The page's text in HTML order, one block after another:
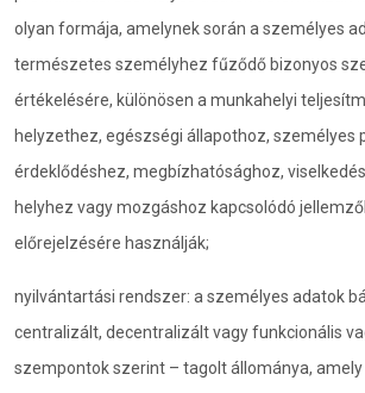
olyan formája, amelynek során a személyes
természetes személyhez fűződő bizonyos
értékelésére, különösen a munkahelyi
helyzethez, egészségi állapothoz, személyes
érdeklődéshez, megbízhatósághoz,
helyhez vagy mozgáshoz kapcsolódó
előrejelzésére használják;
nyilvántartási rendszer: a személyes adatok
centralizált, decentralizált vagy funkcionális
szempontok szerint – tagolt állománya,